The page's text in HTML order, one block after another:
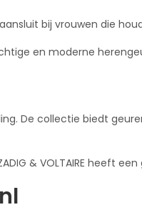
bij vrouwen die
en moderne
De collectie biedt
& VOLTAIRE heeft een